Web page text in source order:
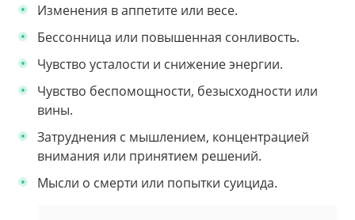
Изменения в аппетите или весе.
Бессонница или повышенная сонливость.
Чувство усталости и снижение энергии.
Чувство беспомощности, безысходности или
вины.
Затруднения с мышлением, концентрацией
внимания или принятием решений.
Мысли о смерти или попытки суицида.